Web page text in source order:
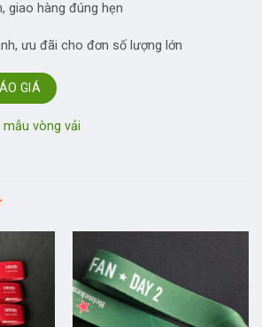
giao hàng đúng hẹn
ưu đãi cho đơn số lượng lớn
GIÁ
vòng vải